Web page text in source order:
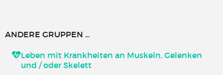
ANDERE GRUPPEN ...
Leben mit Krankheiten an Muskeln, Gelenken
und / oder Skelett